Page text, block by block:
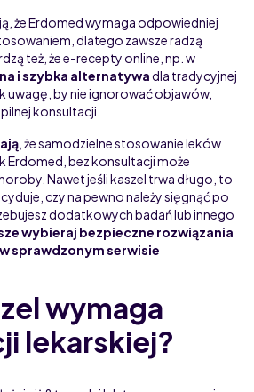
że Erdomed wymaga odpowiedniej
dlatego zawsze radzą
też, że e-recepty online, np. w
i szybka alternatywadla tradycyjnej
uwagę, by nie ignorować objawów,
konsultacji.
, że samodzielne stosowanie leków
Erdomed, bez konsultacji może
Nawet jeśli kaszel trwa długo, to
czy na pewno należy sięgnąć po
dodatkowych badań lub innego
wybieraj bezpieczne rozwiązania
sprawdzonym serwisie
wymaga
lekarskiej?